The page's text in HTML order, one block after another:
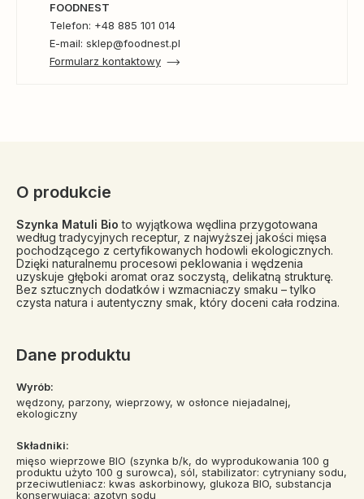
FOODNEST
Telefon: +48 885 101 014
E-mail: sklep@foodnest.pl
Formularz kontaktowy
O produkcie
Szynka Matuli Bio to wyjątkowa wędlina przygotowana
według tradycyjnych receptur, z najwyższej jakości mięsa
pochodzącego z certyfikowanych hodowli ekologicznych.
Dzięki naturalnemu procesowi peklowania i wędzenia
uzyskuje głęboki aromat oraz soczystą, delikatną strukturę.
Bez sztucznych dodatków i wzmacniaczy smaku – tylko
czysta natura i autentyczny smak, który doceni cała rodzina.
Dane produktu
Wyrób:
wędzony, parzony, wieprzowy, w osłonce niejadalnej,
ekologiczny
Składniki:
mięso wieprzowe BIO (szynka b/k, do wyprodukowania 100 g
produktu użyto 100 g surowca), sól, stabilizator: cytryniany sodu,
przeciwutleniacz: kwas askorbinowy, glukoza BIO, substancja
konserwująca: azotyn sodu